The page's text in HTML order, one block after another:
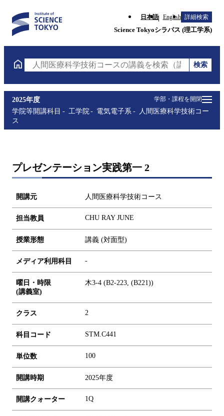
日本語 English 詳細検索
Science Tokyoシラバス (理工学系)
人間医療科学技術コースの講義を検索（講義名・科
検索
学部・課程を開閉
2025年度
学院等開講科目
工学院 電気電子系
人間医療科学技術コー
ス
プレゼンテーション実践第一 2
開講元 人間医療科学技術コース
担当教員 CHU RAY JUNE
授業形態 講義 (対面型)
メディア利用科目 -
曜日・時限
(講義室)
木3-4 (B2-223, (B221))
クラス 2
科目コード STM.C441
単位数 100
開講時期 2025年度
開講クォーター 1Q